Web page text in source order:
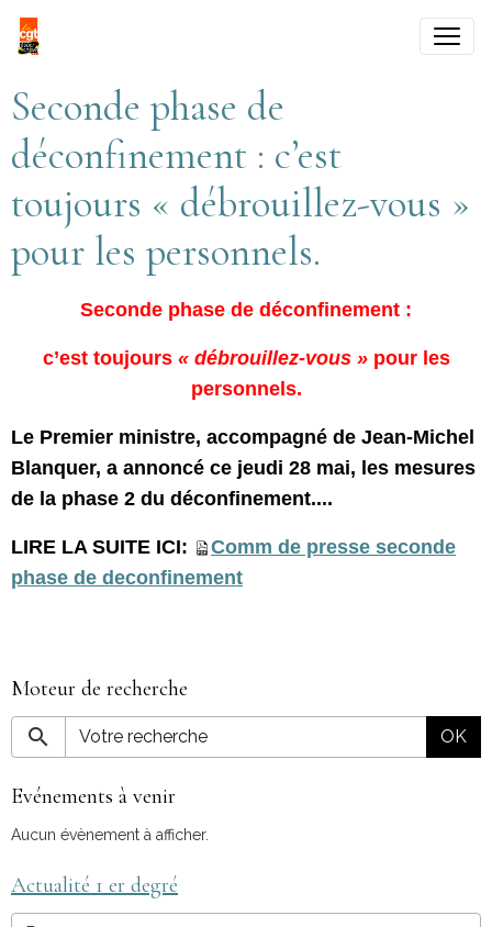
Seconde phase de
déconfinement : c’est
toujours « débrouillez-vous »
pour les personnels.
Seconde phase de déconfinement :
c’est toujours « débrouillez-vous »pour les
personnels.
Le Premier ministre, accompagné de Jean-Michel
Blanquer, a annoncé ce jeudi 28 mai, les mesures
de la phase 2 du déconfinement....
LIRE LA SUITE ICI:
Comm de presse seconde
phase de deconfinement
Moteur de recherche
OK
Evénements à venir
Aucun évènement à afficher.
Actualité 1 er degré